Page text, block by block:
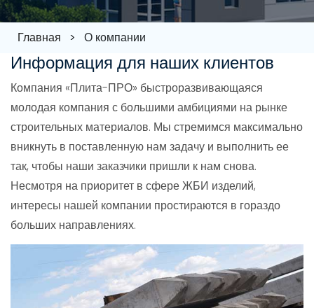
Главная > О компании
Информация для наших клиентов
Компания «Плита-ПРО» быстроразвивающаяся
молодая компания с большими амбициями на рынке
строительных материалов. Мы стремимся максимально
вникнуть в поставленную нам задачу и выполнить ее
так, чтобы наши заказчики пришли к нам снова.
Несмотря на приоритет в сфере ЖБИ изделий,
интересы нашей компании простираются в гораздо
больших направлениях.